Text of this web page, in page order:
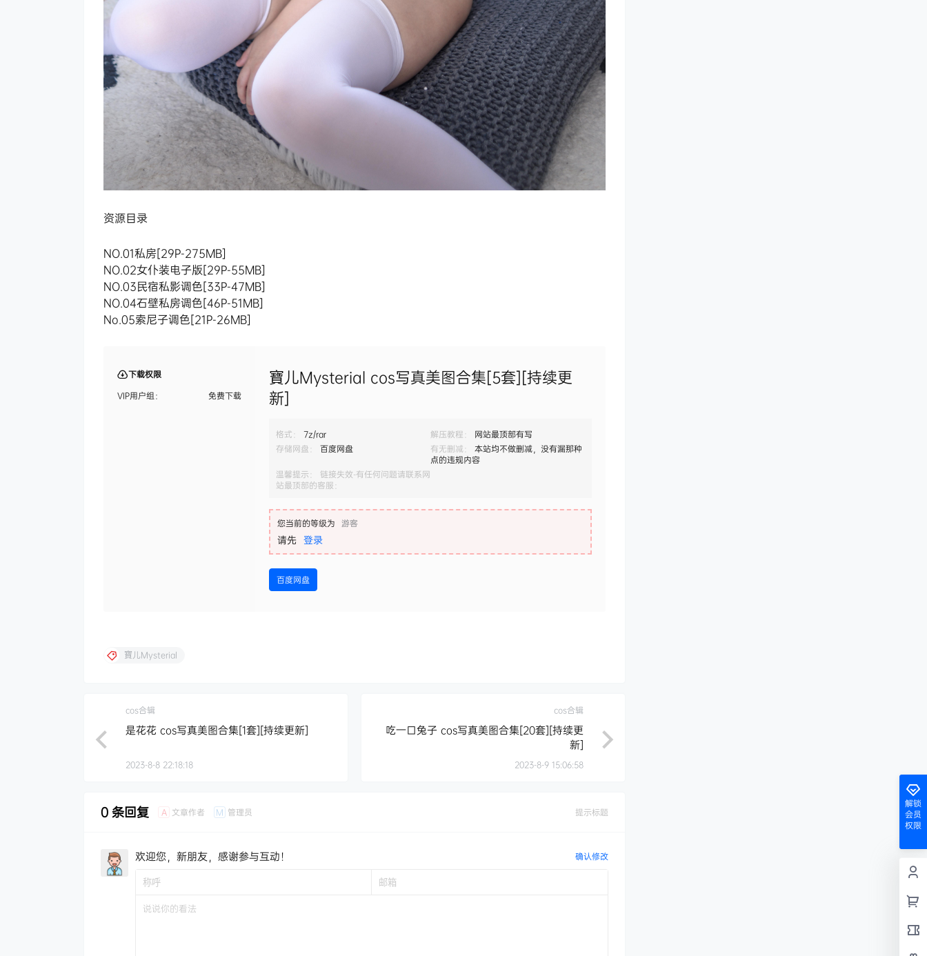
资源目录
NO.01私房[29P-275MB]
NO.02女仆装电子版[29P-55MB]
NO.03民宿私影调色[33P-47MB]
NO.04石壁私房调色[46P-51MB]
No.05索尼子调色[21P-26MB]
下载权限
VIP用户组：
免费下载
寶儿Mysterial cos写真美图合集[5套][持续更
新]
格式： 7z/rar 解压教程：
网站最顶部有写
存储网盘：
百度网盘 有无删减：
本站均不做删减，没有漏那种
点的违规内容
温馨提示： 链接失效-有任何问题请联系网
站最顶部的客服：
您当前的等级为 游客
请先 登录
百度网盘
寶儿Mysterial
cos合辑
是花花 cos写真美图合集[1套][持续更新]
2023-8-8 22:18:18
cos合辑
吃一口兔子 cos写真美图合集[20套][持续更
新]
2023-8-9 15:06:58
0 条回复 A 文章作者 M 管理员 提示标题
欢迎您，新朋友，感谢参与互动！ 确认修改
解锁
会员
权限